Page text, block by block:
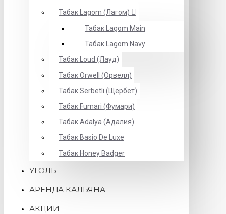
Табак Lagom (Лагом)
Табак Lagom Main
Табак Lagom Navy
Табак Loud (Лауд)
Табак Orwell (Орвелл)
Табак Serbetli (Щербет)
Табак Fumari (Фумари)
Табак Adalya (Адалия)
Табак Basio De Luxe
Табак Honey Badger
УГОЛЬ
АРЕНДА КАЛЬЯНА
АКЦИИ